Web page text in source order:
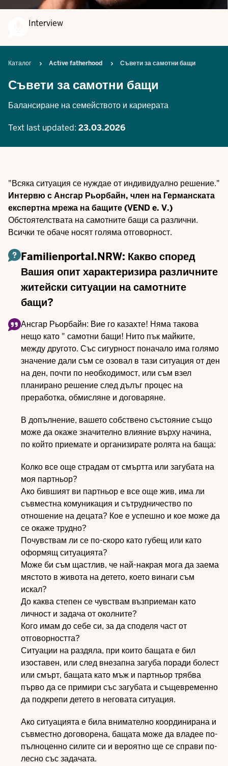
Interview
Breadcrumb
Каталог Active fatherhood Съвети за самотни бащи
Съвети за самотни бащи
Балансиране на семейството и кариерата
Text last updated: 23.03.2026
"Всяка ситуация се нуждае от индивидуално решение."
Интервю с Ансгар Рьорбайн, член на Германската
експертна мрежа на бащите (VEND e. V.)
Обстоятелствата на самотните бащи са различни.
Всички те обаче носят голяма отговорност.
Familienportal.NRW: Какво според
Вашия опит характеризира различните
житейски ситуации на самотните
бащи?
Ансгар Рьорбайн: Вие го казахте! Няма такова
нещо като " самотни бащи! Нито пък майките,
между другото. Със сигурност поначало има голямо
значение дали съм се озовал в тази ситуация от ден
на ден, почти по необходимост, или съм взел
планирано решение след дълъг процес на
преработка, обмисляне и договаряне.
В допълнение, вашето собствено състояние също
може да окаже значително влияние върху начина,
по който приемате и организирате ролята на баща:
Колко все още страдам от смъртта или загубата на
моя партньор?
Ако бившият ви партньор е все още жив, има ли
съвместна комуникация и сътрудничество по
отношение на децата? Кое е успешно и кое може да
се окаже трудно?
Почувствам ли се по-скоро като губещ или като
оформящ ситуацията?
Може би съм щастлив, че най-накрая мога да заема
мястото в живота на детето, което винаги съм
искал?
До каква степен се чувствам възприеман като
личност и задача от околните?
Кого имам до себе си, за да споделя част от
отговорността?
Ситуации на раздяла, при които бащата е бил
изоставен, или след внезапна загуба поради болест
или смърт, бащата като мъж и партньор трябва
първо да се примири със загубата и същевременно
да подкрепи детето в неговата ситуация.
Ако ситуацията е била внимателно координирана и
съвместно договорена, бащата може да владее по-
пълноценно силите си и вероятно ще се справи по-
лесно със задачата.